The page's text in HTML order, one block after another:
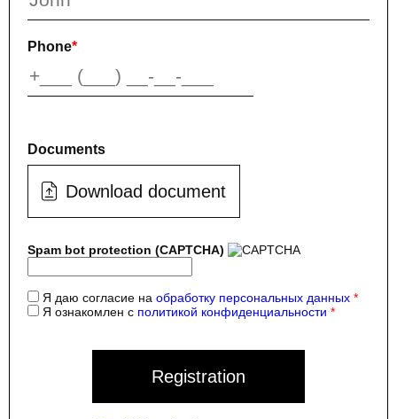
Phone*
Documents
Download document
Spam bot protection (CAPTCHA)
Я даю согласие на обработку персональных данных
Я ознакомлен с политикой конфиденциальности
Registration